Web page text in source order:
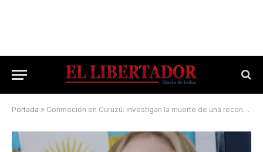
Portada » Conmoción en Curuzú: investigan la muerte de una reconocida periodista